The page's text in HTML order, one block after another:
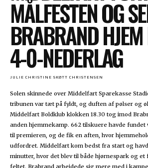
MÅLFESTEN OG
BRABRAND
4-0-NEDERLAG
JULIE CHRISTINE SKØTT CHRISTENSEN
Solen skinnede over Middelfart Sparekasse
tribunen var tæt på fyldt, og duften af pølser og
Middelfart Boldklub klokken 18.30 tog imod
anden hjemmekamp. 662 tilskuere havde
til premieren, og de fik en aften, hvor
udfordret. Middelfart kom bedst fra start og havde styringen i de første
minutter, hvor det blev til både hjørnespark og
feltet. Brabrand arbejdede sig mere med i